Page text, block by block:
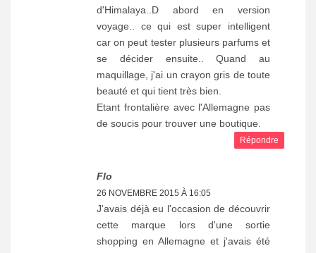
d'Himalaya..D abord en version
voyage.. ce qui est super intelligent
car on peut tester plusieurs parfums et
se décider ensuite.. Quand au
maquillage, j'ai un crayon gris de toute
beauté et qui tient très bien.
Etant frontalière avec l'Allemagne pas
de soucis pour trouver une boutique.
Répondre
Flo
26 NOVEMBRE 2015 À 16:05
J'avais déjà eu l'occasion de découvrir
cette marque lors d'une sortie
shopping en Allemagne et j'avais été